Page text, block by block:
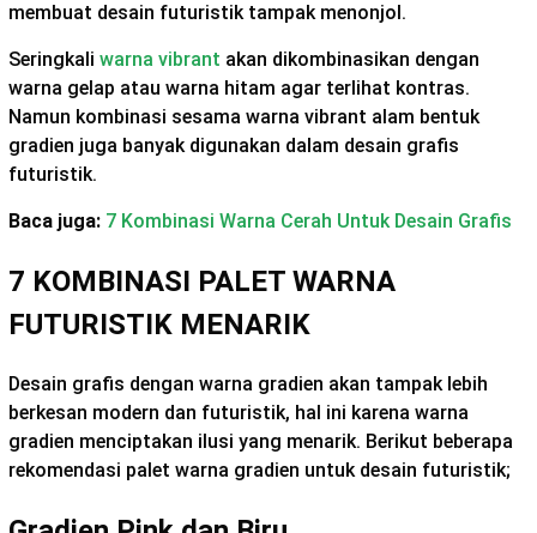
membuat desain futuristik tampak menonjol.
Seringkali warna vibrant akan dikombinasikan dengan
warna gelap atau warna hitam agar terlihat kontras.
Namun kombinasi sesama warna vibrant alam bentuk
gradien juga banyak digunakan dalam desain grafis
futuristik.
Baca juga: 7 Kombinasi Warna Cerah Untuk Desain Grafis
7 KOMBINASI PALET WARNA
FUTURISTIK MENARIK
Desain grafis dengan warna gradien akan tampak lebih
berkesan modern dan futuristik, hal ini karena warna
gradien menciptakan ilusi yang menarik. Berikut beberapa
rekomendasi palet warna gradien untuk desain futuristik;